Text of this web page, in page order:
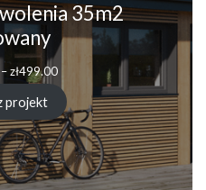
35m2
– zł499.00Zakres
od
zł249.00
do
zł499.00
projekt